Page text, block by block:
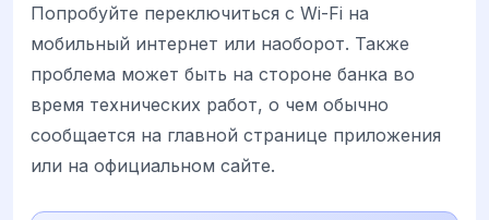
Попробуйте переключиться с Wi-Fi на
мобильный интернет или наоборот. Также
проблема может быть на стороне банка во
время технических работ, о чем обычно
сообщается на главной странице приложения
или на официальном сайте.